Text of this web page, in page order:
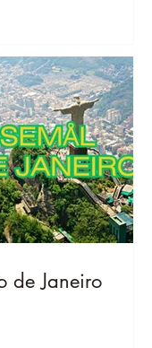
de Janeiro